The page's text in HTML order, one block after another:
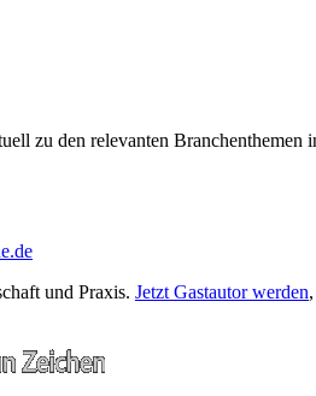
zu den relevanten Branchenthemen
und Praxis. Jetzt Gastautor werden,